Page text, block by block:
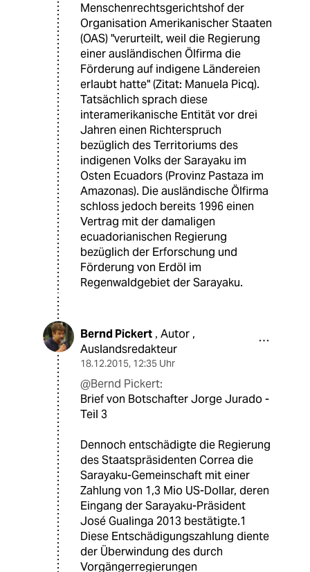
Menschenrechtsgerichtshof der
Organisation Amerikanischer Staaten
(OAS) "verurteilt, weil die Regierung
einer ausländischen Ölfirma die
Förderung auf indigene Ländereien
erlaubt hatte" (Zitat: Manuela Picq).
Tatsächlich sprach diese
interamerikanische Entität vor drei
Jahren einen Richterspruch
bezüglich des Territoriums des
indigenen Volks der Sarayaku im
Osten Ecuadors (Provinz Pastaza im
Amazonas). Die ausländische Ölfirma
schloss jedoch bereits 1996 einen
Vertrag mit der damaligen
ecuadorianischen Regierung
bezüglich der Erforschung und
Förderung von Erdöl im
Regenwaldgebiet der Sarayaku.
Bernd Pickert , Autor ,
Auslandsredakteur
18.12.2015, 12:35 Uhr
@Bernd Pickert:
Brief von Botschafter Jorge Jurado -
Teil 3
Dennoch entschädigte die Regierung
des Staatspräsidenten Correa die
Sarayaku-Gemeinschaft mit einer
Zahlung von 1,3 Mio US-Dollar, deren
Eingang der Sarayaku-Präsident
José Gualinga 2013 bestätigte.1
Diese Entschädigungszahlung diente
der Überwindung des durch
Vorgängerregierungen